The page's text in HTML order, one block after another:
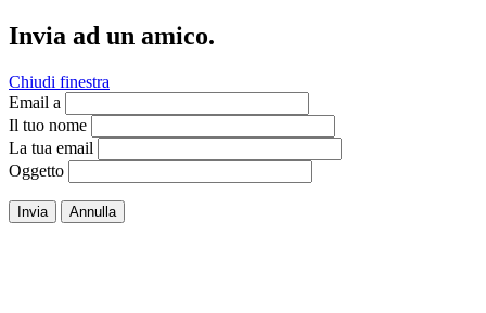
Invia ad un amico.
Chiudi finestra
Email a
Il tuo nome
La tua email
Oggetto
Invia Annulla